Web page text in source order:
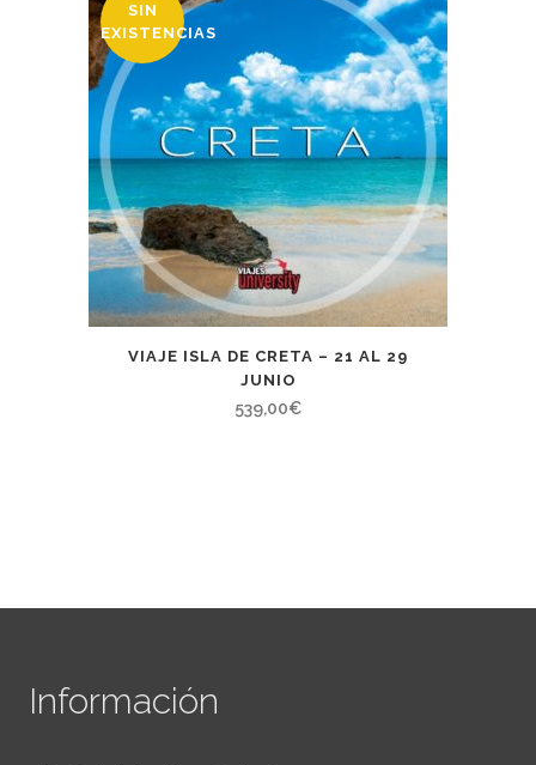
es:
729,00€.
SIN
EXISTENCIAS
VIAJE ISLA DE CRETA – 21 AL 29
JUNIO
539,00€
Información